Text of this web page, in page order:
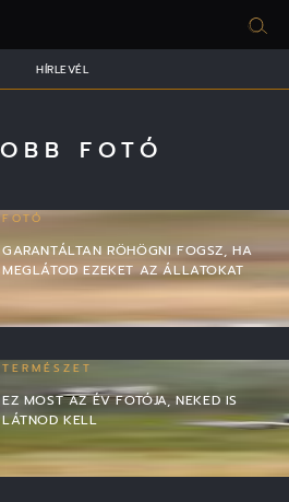
HÍRLEVÉL
FOTÓ
FOTÓ
GARANTÁLTAN RÖHÖGNI FOGSZ, HA
MEGLÁTOD EZEKET AZ ÁLLATOKAT
TERMÉSZET
EZ MOST AZ ÉV FOTÓJA, NEKED IS
LÁTNOD KELL